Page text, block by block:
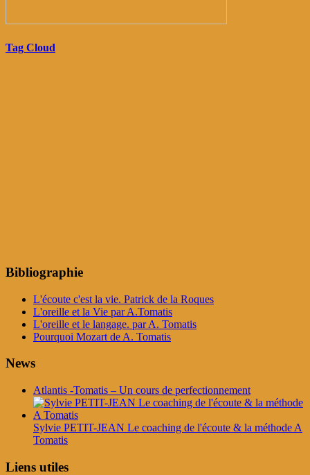
Tag Cloud
Bibliographie
L'écoute c'est la vie. Patrick de la Roques
L'oreille et la Vie par A.Tomatis
L'oreille et le langage. par A. Tomatis
Pourquoi Mozart de A. Tomatis
News
Atlantis -Tomatis – Un cours de perfectionnement
Sylvie PETIT-JEAN Le coaching de l'écoute & la méthode A
Tomatis
Liens utiles